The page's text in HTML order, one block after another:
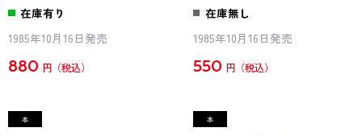
在庫有り
1985年10月16日発売
880 円
在庫無し
1985年10月16日発売
550 円